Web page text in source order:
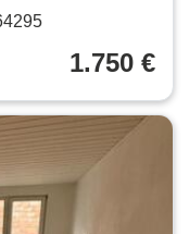
1.750 €